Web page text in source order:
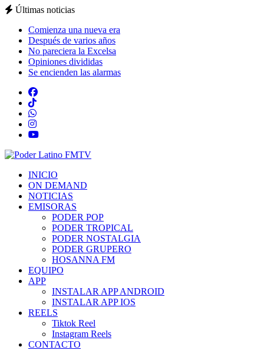
Últimas noticias
Comienza una nueva era
Después de varios años
No pareciera la Excelsa
Opiniones divididas
Se encienden las alarmas
INICIO
ON DEMAND
NOTICIAS
EMISORAS
PODER POP
PODER TROPICAL
PODER NOSTALGIA
PODER GRUPERO
HOSANNA FM
EQUIPO
APP
INSTALAR APP ANDROID
INSTALAR APP IOS
REELS
Tiktok Reel
Instagram Reels
CONTACTO